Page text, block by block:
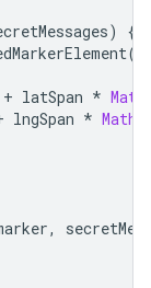
)
{
({
+ latSpan * Math
lngSpan * Math
,